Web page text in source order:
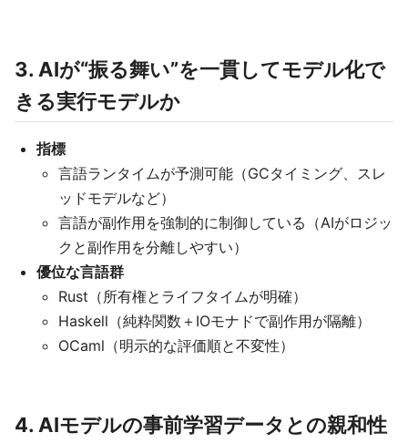
3. AIが“振る舞い”を一貫してモデル化で
きる実行モデルか
指標
言語ランタイムが予測可能（GCタイミング、スレ
ッドモデルなど）
言語が副作用を強制的に制御している（AIがロジッ
クと副作用を分離しやすい）
優位な言語群
Rust（所有権とライフタイムが明確）
Haskell（純粋関数＋IOモナドで副作用が隔離）
OCaml（明示的な評価順と不変性）
4. AIモデルの事前学習データとの親和性